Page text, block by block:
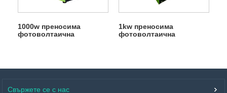
1000w преносима
фотоволтаична
1kw преносима
фотоволтаична
Свържете се с нас